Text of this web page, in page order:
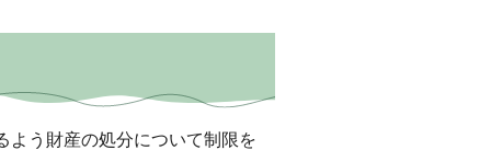
う財産の処分について制限を